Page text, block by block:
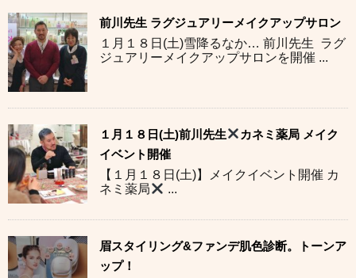
前川先生 ラグジュアリーメイクアップサロン
１月１８日(土)雪降るなか… 前川先生 ラグ
ジュアリーメイクアップサロンを開催 ...
１月１８日(土)前川先生
カネミ薬局 メイク
イベント開催
【１月１８日(土)】メイクイベント開催 カ
ネミ薬局
...
眉スタイリング&ファンデ肌色診断。トーンア
ップ！